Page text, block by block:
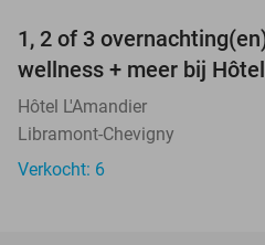
TODAY
1, 2 of 3
wellness + meer bij
Hôtel L'Amandier
Libramont-Chevigny
Verkocht: 6